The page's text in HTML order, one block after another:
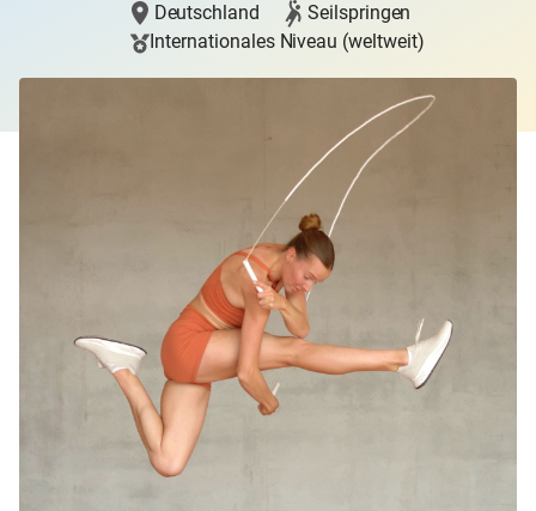
Deutschland
Seilspringen
Internationales Niveau (weltweit)